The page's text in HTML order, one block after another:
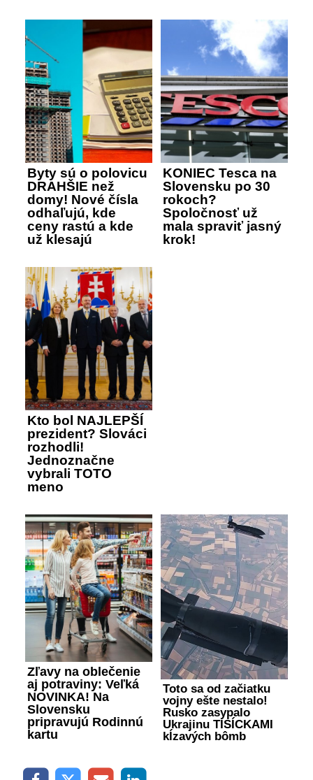
Byty sú o polovicu
DRAHŠIE než
domy! Nové čísla
odhaľujú, kde
ceny rastú a kde
už klesajú
KONIEC Tesca na
Slovensku po 30
rokoch?
Spoločnosť už
mala spraviť jasný
krok!
Kto bol NAJLEPŠÍ
prezident? Slováci
rozhodli!
Jednoznačne
vybrali TOTO
meno
Zľavy na oblečenie
aj potraviny: Veľká
NOVINKA! Na
Slovensku
pripravujú Rodinnú
kartu
Toto sa od začiatku
vojny ešte nestalo!
Rusko zasypalo
Ukrajinu TISÍCKAMI
kĺzavých bômb